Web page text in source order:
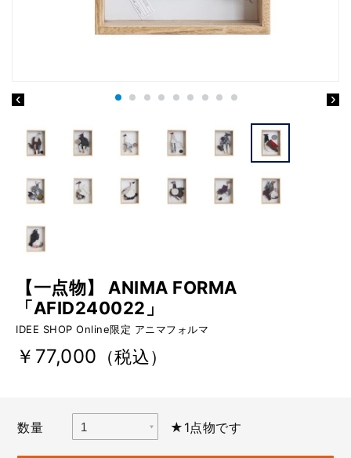
【一点物】 ANIMA FORMA
「AFID240022」
IDEE SHOP Online限定 アニマフォルマ
￥77,000 （税込）
数量 ★1点物です